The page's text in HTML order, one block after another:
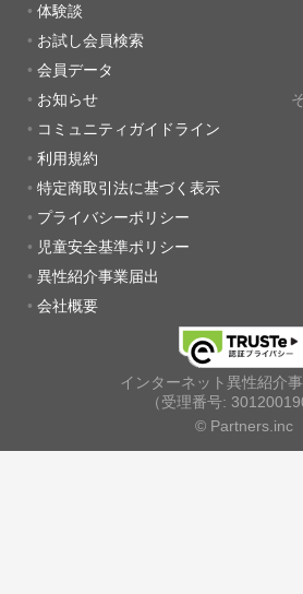
体験談
お試し会員検索
会員データ
お知らせ
コミュニティガイドライン
利用規約
特定商取引法に基づく表示
プライバシーポリシー
児童安全基準ポリシー
異性紹介事業届出
会社概要
インターネット異性紹介
（受理番号:
© Partners.inc